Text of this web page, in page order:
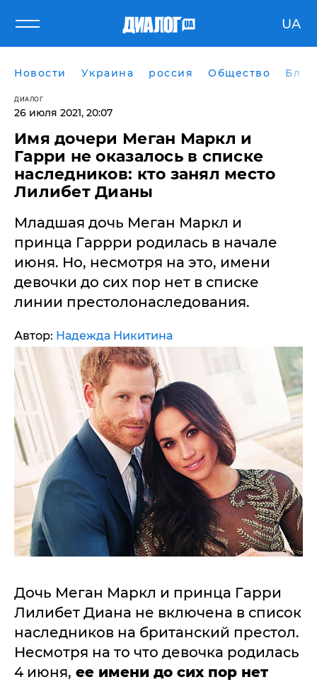
UA
Новости Украина россия Общество
ДИАЛОГ
26 июля 2021, 20:07
Имя дочери Меган Маркл и
Гарри не оказалось в списке
наследников: кто занял место
Лилибет Дианы
Младшая дочь Меган Маркл и
принца Гаррри родилась в начале
июня. Но, несмотря на это, имени
девочки до сих пор нет в списке
линии престолонаследования.
Автор: Надежда Никитина
Дочь Меган Маркл и принца Гарри
Лилибет Диана не включена в список
наследников на британский престол.
Несмотря на то что девочка родилась
4 июня, ее имени до сих пор нет